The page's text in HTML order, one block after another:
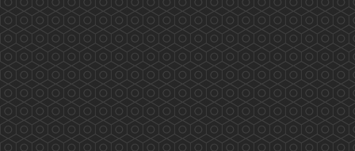
藥劑及毒藥管理局「藥劑師專業發展專案組」 會
議內容重點 (2019.4.2)
2019年4月2日藥劑及毒藥管理局「藥劑師專業發
展專案組」 會議內容重點 會議由8個團體代表
參與，內容主要由局方介紹美國、英國、澳洲、
加拿大、新加坡及中國等地區藥劑師的持續教育
情況及香港藥劑及毒藥管理局、美國、英國、澳
洲、加拿大及中國Pharmacy Council 的情況。
香港藥學會要求Term of Refe...
More